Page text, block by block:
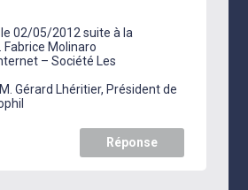
02/05/2012 suite à la
Molinaro
– Société Les
Gérard Lhéritier, Président de
Réponse